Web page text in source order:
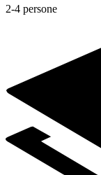
2-4 persone